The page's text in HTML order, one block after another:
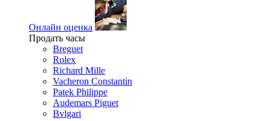
Онлайн оценка
Продать часы
Breguet
Rolex
Richard Mille
Vacheron Constantin
Patek Philippe
Audemars Piguet
Bvlgari